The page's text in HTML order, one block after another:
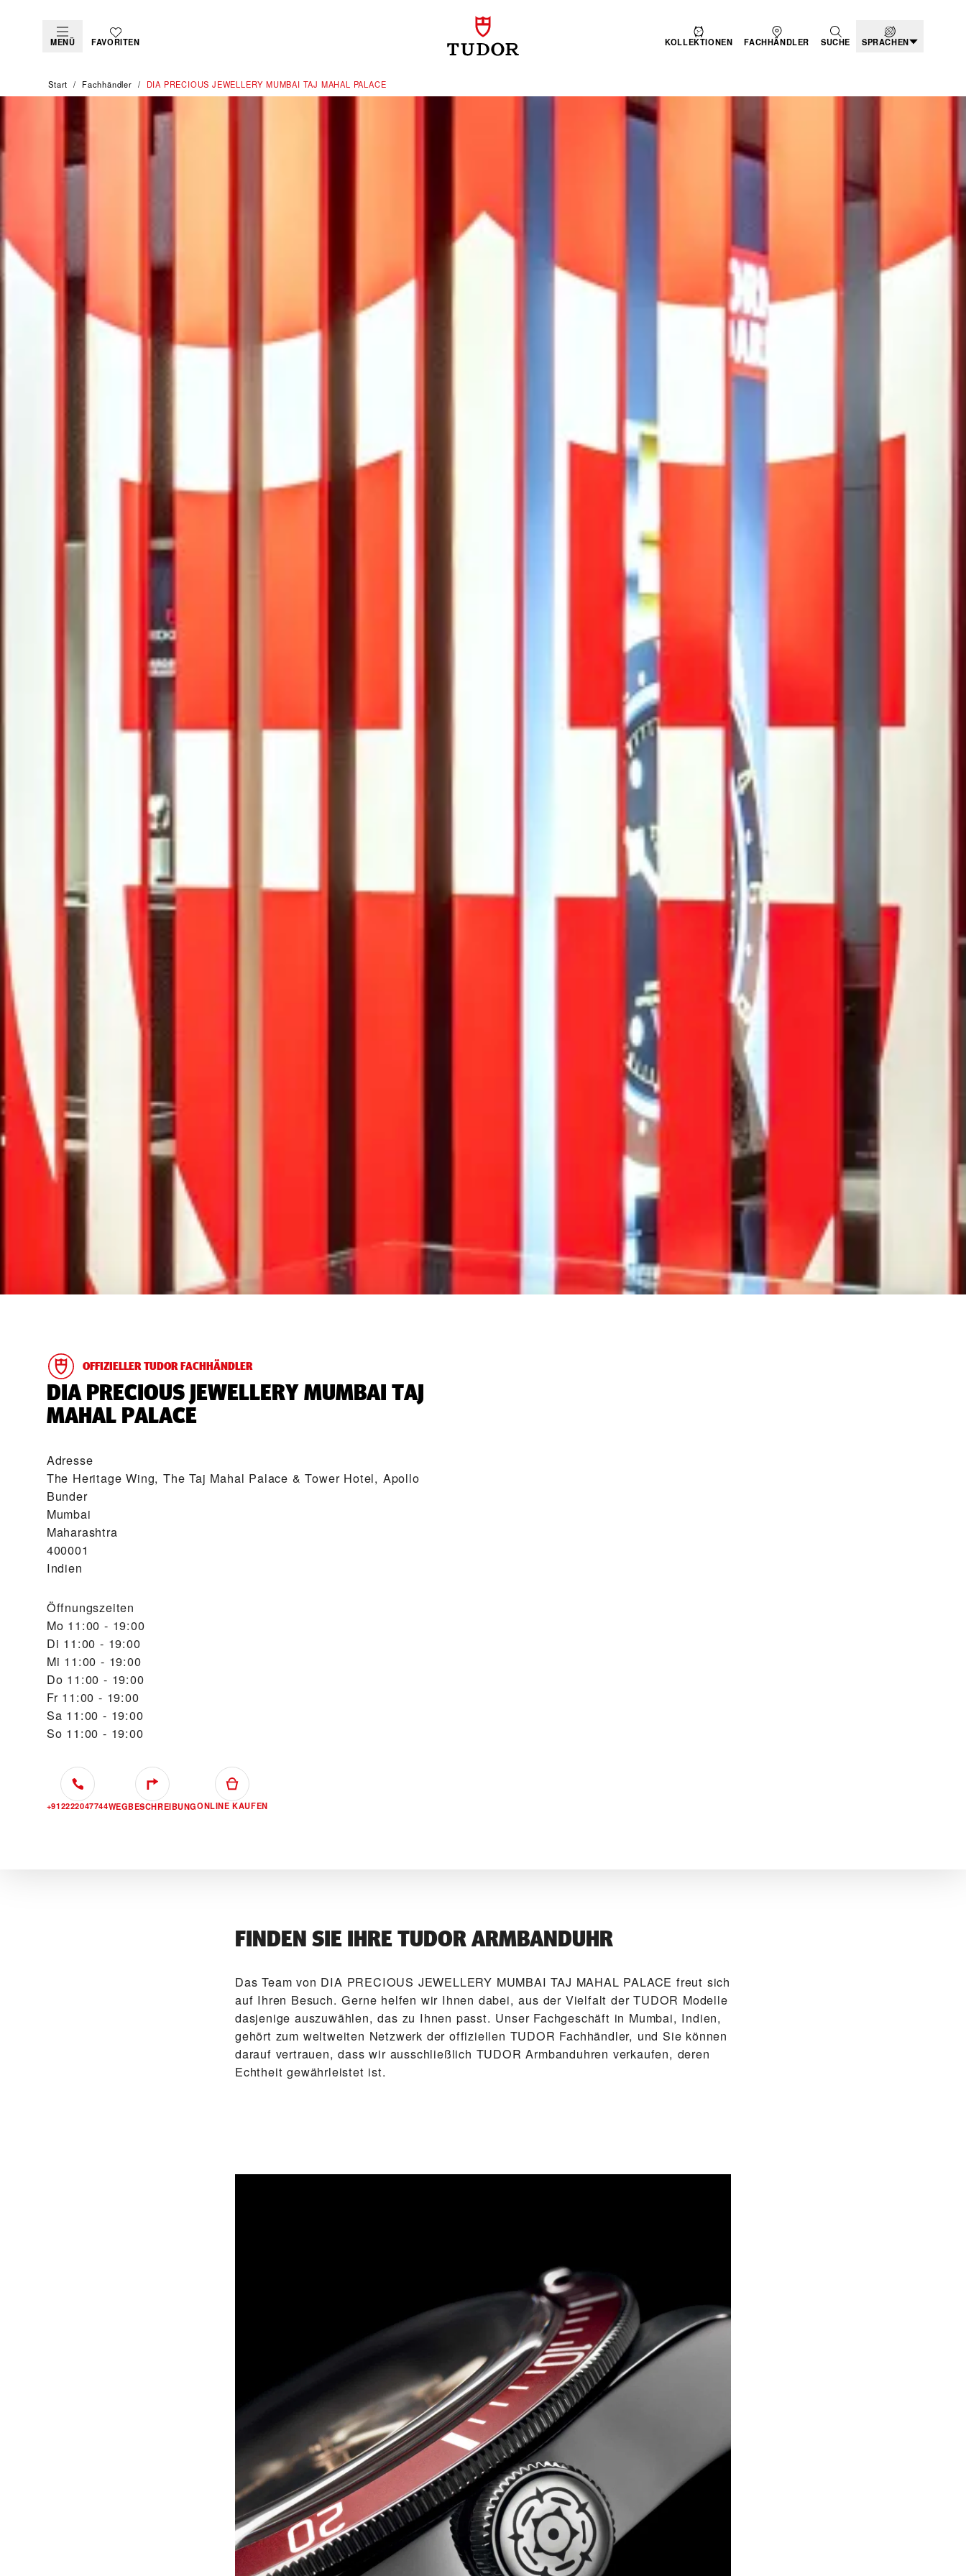
MENÜ FAVORITEN KOLLEKTIONEN FACHHÄNDLER SUCHE SPRACHEN
Start Fachhändler ‭DIA PRECIOUS JEWELLERY MUMBAI TAJ MAHAL PALACE‬
OFFIZIELLER TUDOR FACHHÄNDLER
‭DIA PRECIOUS JEWELLERY MUMBAI TAJ
MAHAL PALACE‬
Adresse
The Heritage Wing, The Taj Mahal Palace & Tower Hotel, Apollo
Bunder
Mumbai
Maharashtra
400001
Indien
Öffnungszeiten
Mo 11:00 - 19:00
Di 11:00 - 19:00
Mi 11:00 - 19:00
Do 11:00 - 19:00
Fr 11:00 - 19:00
Sa 11:00 - 19:00
So 11:00 - 19:00
+912222047744WEGBESCHREIBUNGONLINE KAUFEN
FINDEN SIE IHRE TUDOR ARMBANDUHR
Das Team von ‭DIA PRECIOUS JEWELLERY MUMBAI TAJ MAHAL PALACE‬ freut sich
auf Ihren Besuch. Gerne helfen wir Ihnen dabei, aus der Vielfalt der TUDOR Modelle
dasjenige auszuwählen, das zu Ihnen passt. Unser Fach­geschäft in Mumbai, Indien,
gehört zum weltweiten Netzwerk der offiziellen TUDOR Fachhändler, und Sie können
darauf vertrauen, dass wir ausschließlich TUDOR Arm­band­uhren verkaufen, deren
Echtheit gewährleistet ist.